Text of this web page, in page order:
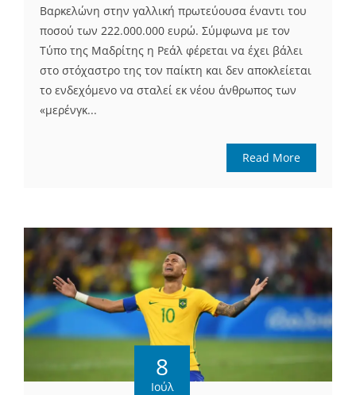
Βαρκελώνη στην γαλλική πρωτεύουσα έναντι του
ποσού των 222.000.000 ευρώ. Σύμφωνα με τον
Τύπο της Μαδρίτης η Ρεάλ φέρεται να έχει βάλει
στο στόχαστρο της τον παίκτη και δεν αποκλείεται
το ενδεχόμενο να σταλεί εκ νέου άνθρωπος των
«μερένγκ...
Read More
8
Ιούλ